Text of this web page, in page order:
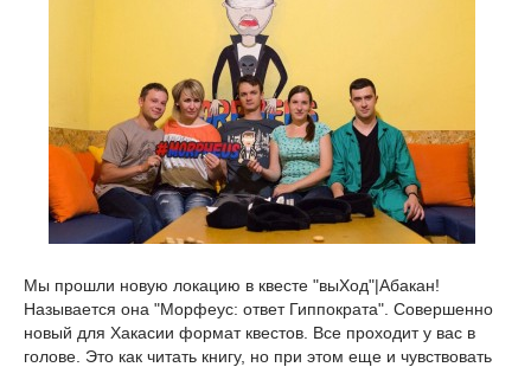
Мы прошли новую локацию в квесте "выХод"|Абакан!
Называется она "Морфеус: ответ Гиппократа". Совершенно
новый для Хакасии формат квестов. Все проходит у вас в
голове. Это как читать книгу, но при этом еще и чувствовать